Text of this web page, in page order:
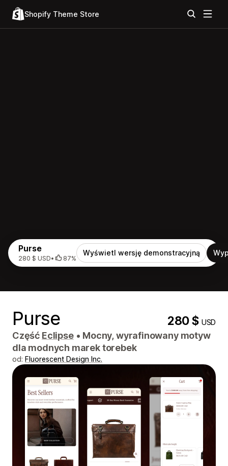
Shopify Theme Store
Purse
280 $ USD• 87%
Wyświetl wersję demonstracyjną
Purse 280 $USD
Część Eclipse • Mocny, wyrafinowany motyw
dla modnych marek torebek
od: Fluorescent Design Inc.